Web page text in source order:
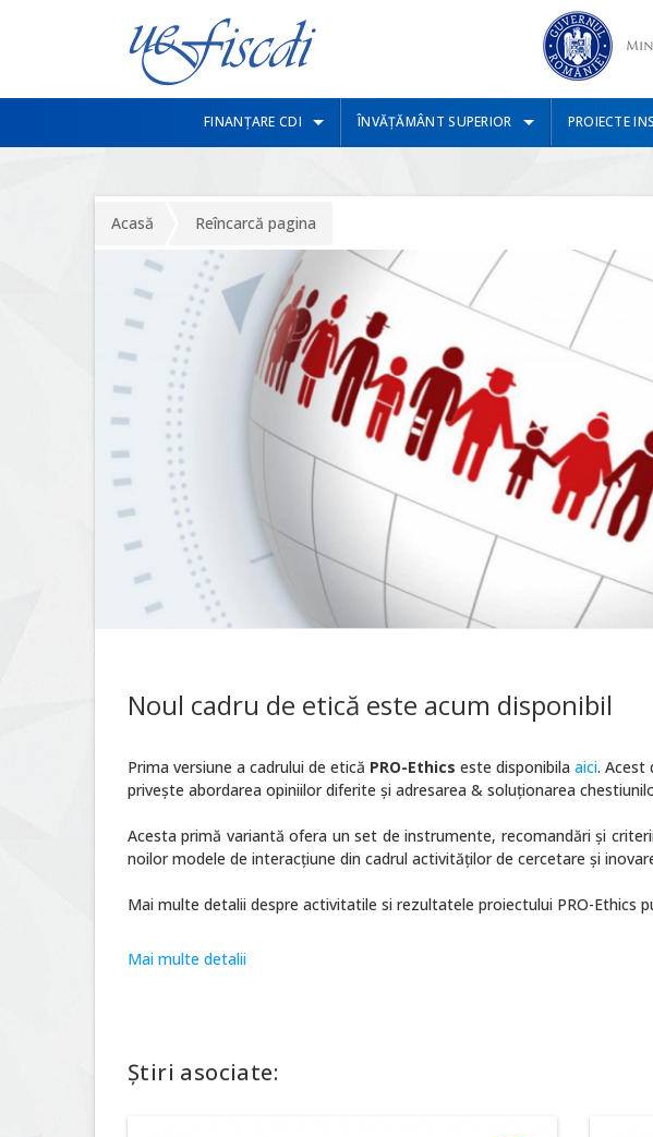
FINANȚARE CDI ÎNVĂȚĂMÂNT SUPERIOR PROIECTE
Acasă Reîncarcă pagina
Noul cadru de etică este acum disponibil
Prima versiune a cadrului de etică PRO-Ethics este disponibilaaici. Acest
privește abordarea opiniilor diferite și adresarea & soluționarea
Acesta primă variantă ofera un set de instrumente, recomandări și
noilor modele de interacțiune din cadrul activităților de cercetare și
Mai multe detalii despre activitatile si rezultatele proiectului PRO-Ethics
Mai multe detalii
Știri asociate: